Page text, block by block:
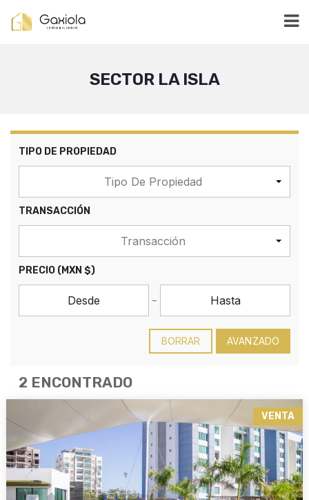
SECTOR LA ISLA
TIPO DE PROPIEDAD
Tipo De Propiedad
TRANSACCIÓN
Transacción
PRECIO (MXN $)
BORRAR AVANZADO
2 ENCONTRADO
VENTA